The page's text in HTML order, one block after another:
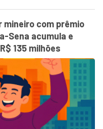
com prêmio
Sena acumula e
135 milhões